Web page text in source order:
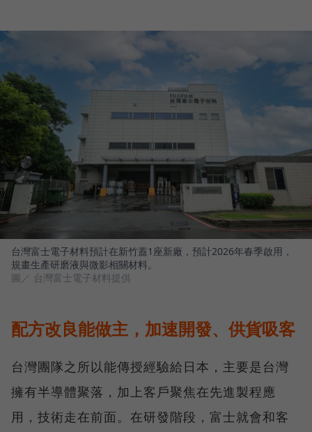
台灣富士電子材料預計在新竹蓋1座新廠，預計2026年春季啟用，
規畫生產研磨液與微影相關材料。
圖／ 台灣富士電子材料提供
配方改良能做主，加速開發、供貨吸客
台灣團隊之所以能傳授經驗給日本，主要是台灣
擁有半導體聚落，加上客戶聚焦在先進製程應
用，技術走在前面。在研發階段，富士就會和客